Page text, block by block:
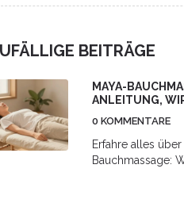
zu finden - ohne
BEITRÄGE
MAYA-
ANLEITUNG,
0 KOMMENTARE
Erfahre alles
Bauchmassage: